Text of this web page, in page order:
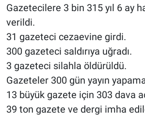
Gazetecilere 3 bin 315 yıl 6 ay
verildi.
31 gazeteci cezaevine girdi.
300 gazeteci saldırıya uğradı.
3 gazeteci silahla öldürüldü.
Gazeteler 300 gün yayın
13 büyük gazete için 303 dava
39 ton gazete ve dergi imha